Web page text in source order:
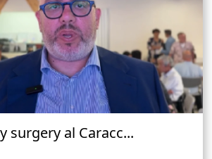
surgery al Caracc...